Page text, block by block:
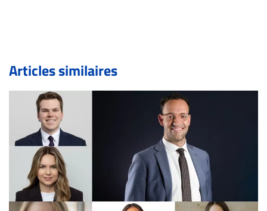
de validation, un droit de réponse.
Bien à vous,
La Rédaction de Droit-inc.com
Articles similaires